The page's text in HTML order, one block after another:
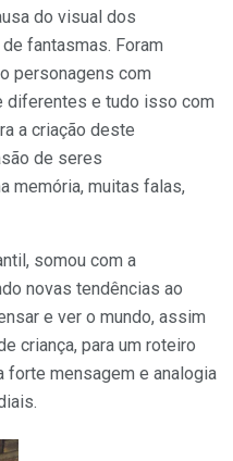
do visual dos
fantasmas. Foram
personagens com
diferentes e tudo isso com
a criação deste
de seres
memória, muitas falas,
somou com a
novas tendências ao
e ver o mundo, assim
criança, para um roteiro
forte mensagem e analogia